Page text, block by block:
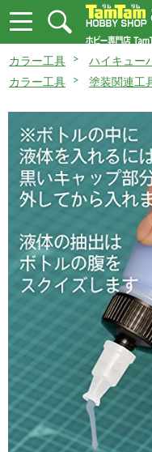
カラー工具 ハイキュー
カラー工具
塗装関連工